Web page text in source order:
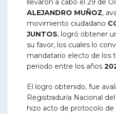
llevaron a cabo el 29 de
ALEJANDRO MUÑOZ,
movimiento ciudadano
JUNTOS, logró obtener
su favor, los cuales lo
mandatario electo de los
periodo entre los años
El logro obtenido, fue
Registraduría Nacional
hizo acto de protocolo